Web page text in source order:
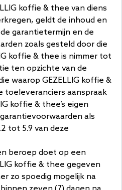
koffie & thee van diens
geldt de inhoud en
garantietermijn en de
zoals gesteld door die
koffie & thee is nimmer tot
ten opzichte van de
waarop GEZELLIG koffie &
toeleveranciers aanspraak
koffie & thee’s eigen
als
tot 5.9 van deze
beroep doet op een
koffie & thee gegeven
zo spoedig mogelijk na